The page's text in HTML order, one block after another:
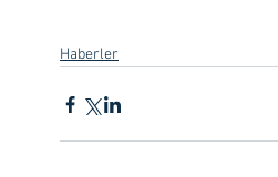
Haberler